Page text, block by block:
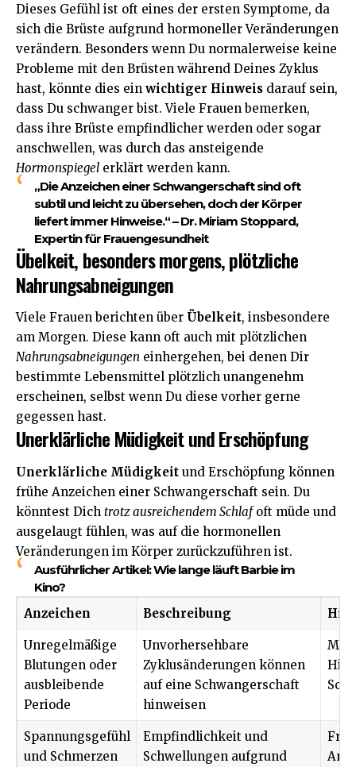
Dieses Gefühl ist oft eines der ersten Symptome, da
sich die Brüste aufgrund hormoneller Veränderungen
verändern. Besonders wenn Du normalerweise keine
Probleme mit den Brüsten während Deines Zyklus
hast, könnte dies ein wichtiger Hinweis darauf sein,
dass Du schwanger bist. Viele Frauen bemerken,
dass ihre Brüste empfindlicher werden oder sogar
anschwellen, was durch das ansteigende
Hormonspiegel erklärt werden kann.
„Die Anzeichen einer Schwangerschaft sind oft
subtil und leicht zu übersehen, doch der Körper
liefert immer Hinweise.“ – Dr. Miriam Stoppard,
Expertin für Frauengesundheit
Übelkeit, besonders morgens, plötzliche
Nahrungsabneigungen
Viele Frauen berichten über Übelkeit, insbesondere
am Morgen. Diese kann oft auch mit plötzlichen
Nahrungsabneigungen einhergehen, bei denen Dir
bestimmte Lebensmittel plötzlich unangenehm
erscheinen, selbst wenn Du diese vorher gerne
gegessen hast.
Unerklärliche Müdigkeit und Erschöpfung
Unerklärliche Müdigkeit und Erschöpfung können
frühe Anzeichen einer Schwangerschaft sein. Du
könntest Dich trotz ausreichendem Schlafoft müde und
ausgelaugt fühlen, was auf die hormonellen
Veränderungen im Körper zurückzuführen ist.
Ausführlicher Artikel:Wie lange läuft Barbie im
Kino?
Anzeichen
Beschreibung
Unregelmäßige
Blutungen oder
ausbleibende
Periode
Unvorhersehbare
Zyklusänderungen können
auf eine Schwangerschaft
hinweisen
Spannungsgefühl
und Schmerzen
Empfindlichkeit und
Schwellungen aufgrund